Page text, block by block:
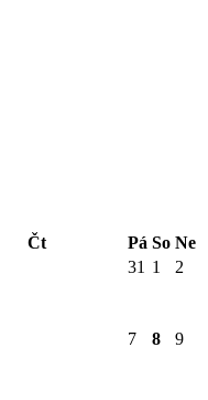
Čt Pá So Ne
31 1
2
7 8 9